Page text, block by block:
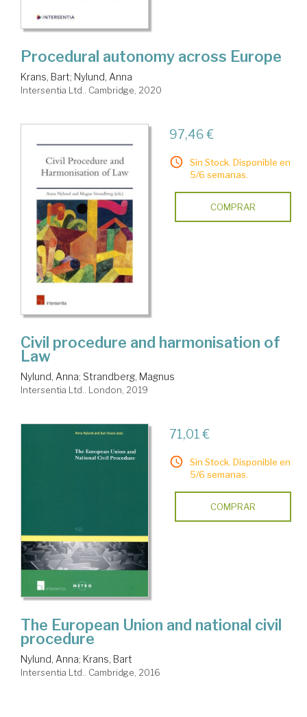
Procedural autonomy across Europe
Krans, Bart; Nylund, Anna
Intersentia Ltd.. Cambridge, 2020
97,46 €
Sin Stock. Disponible en
5/6 semanas.
COMPRAR
Civil procedure and harmonisation of
Law
Nylund, Anna; Strandberg, Magnus
Intersentia Ltd.. London, 2019
71,01 €
Sin Stock. Disponible en
5/6 semanas.
COMPRAR
The European Union and national civil
procedure
Nylund, Anna; Krans, Bart
Intersentia Ltd.. Cambridge, 2016